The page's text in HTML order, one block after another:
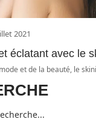
2021
éclatant avec le
et de la beauté, le